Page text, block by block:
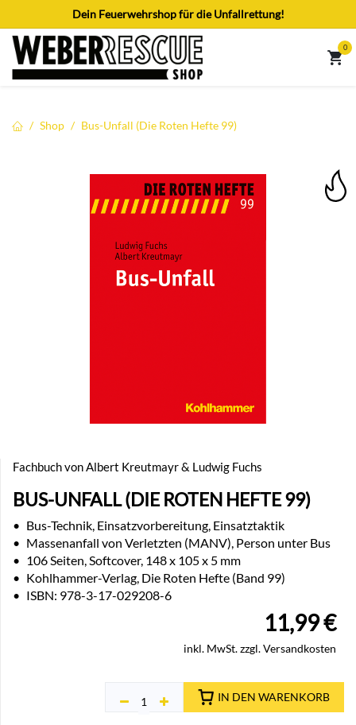
Zum Inhalt springenDein Feuerwehrshop für die Unfallrettung!
0
Shop Bus-Unfall (Die Roten Hefte 99)
Fachbuch von Albert Kreutmayr & Ludwig Fuchs
BUS-UNFALL (DIE ROTEN HEFTE 99)
• Bus-Technik, Einsatzvorbereitung, Einsatztaktik
• Massenanfall von Verletzten (MANV), Person unter Bus
• 106 Seiten, Softcover, 148 x 105 x 5 mm
• Kohlhammer-Verlag, Die Roten Hefte (Band 99)
• ISBN: 978-3-17-029208-6
11,99€
inkl. MwSt. zzgl. Versandkosten
IN DEN WARENKORB